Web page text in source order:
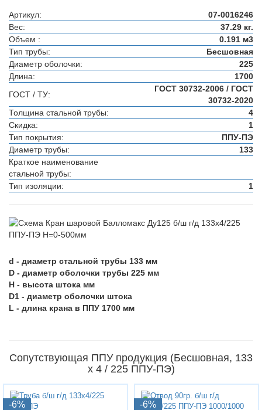
Артикул:
07-0016246
Вес:
37.29 кг.
Объем :
0.191 м3
Тип трубы:
Бесшовная
Диаметр оболочки:
225
Длина:
1700
ГОСТ / ТУ:
ГОСТ 30732-2006 / ГОСТ
30732-2020
Толщина стальной трубы:
4
Скидка:
1
Тип покрытия:
ППУ-ПЭ
Диаметр трубы:
133
Краткое наименование
стальной трубы:
Тип изоляции:
1
d - диаметр стальной трубы 133 мм
D - диаметр оболочки трубы 225 мм
H - высота штока мм
D1 - диаметр оболочки штока
L - длина крана в ППУ 1700 мм
Сопутствующая ППУ продукция (Бесшовная, 133
х 4 / 225 ППУ-ПЭ)
-6%
-6%